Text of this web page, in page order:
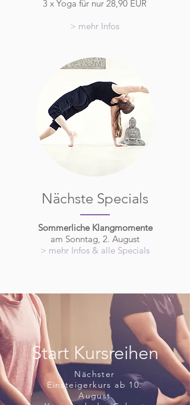
3 x Yoga für nur 28,90 EUR
> mehr Infos
Nächste Specials
Sommerliche Klangmomente
am Sonntag, 2. August
> mehr Infos & alle Specials
Start Kursreihen
Nächster
Einsteigerkurs ab 10.
August